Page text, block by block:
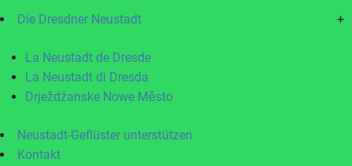
Die Dresdner Neustadt +
La Neustadt de Dresde
La Neustadt di Dresda
Drježdźanske Nowe Město
Neustadt-Geflüster unterstützen
Kontakt